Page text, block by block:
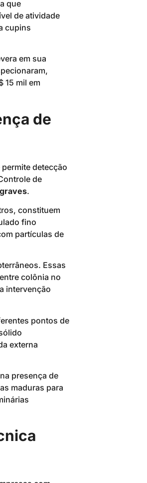
que
de atividade
cupins
em sua
15 mil em
de
detecção
de
.
constituem
fino
partículas de
Essas
colônia no
intervenção
pontos de
externa
presença de
maduras para